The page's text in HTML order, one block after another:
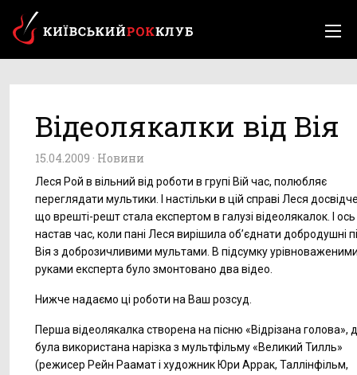
Відеолякалки від Вія
15.04.2009 · Новини
Леся Рой в вільний від роботи в групі Вій час, полюбляє
переглядати мультики. І настільки в цій справі Леся
що врешті-решт стала експертом в галузі відеолякалок. І ось
настав час, коли пані Леся вирішила об’єднати добродушні
Вія з доброзичливими мультами. В підсумку
руками експерта було змонтовано два відео.
Нижче надаємо ці роботи на Ваш розсуд.
Перша відеолякалка створена на пісню «Відрізана голова»,
була використана нарізка з мультфільму «Великий Тилль»
(режисер Рейн Раамат і художник Юри Аррак, Таллінфільм,